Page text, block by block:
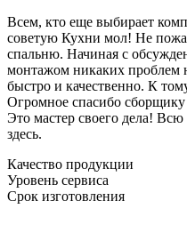
Всем, кто еще выбирает
советую Кухни мол! Не
спальню. Начиная с
монтажом никаких проблем
быстро и качественно. К
Огромное спасибо сборщику
Это мастер своего дела! Всю
здесь.
Качество продукции
Уровень сервиса
Срок изготовления